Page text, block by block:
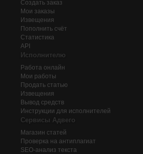
Создать заказ
Мои заказы
Извещения
Пополнить счёт
Статистика
API
Исполнителю
Работа онлайн
Мои работы
Продать статью
Извещения
Вывод средств
Инструкции для исполнителей
Сервисы Адвего
Магазин статей
Проверка на антиплагиат
SEO-анализ текста